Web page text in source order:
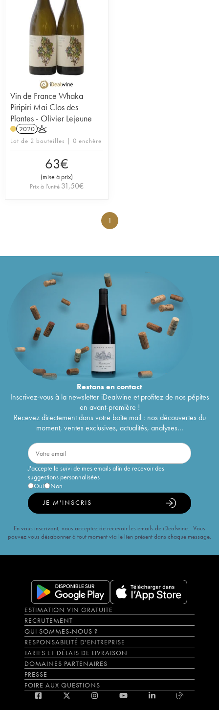
Vin de France Whaka
Piripiri Mai Clos des
Plantes - Olivier Lejeune
2020 K
Lot de 2 bouteilles | 0 enchère
63€
(mise à prix)
Prix à l'unité 31,50€
1
Restons encontact
Inscrivez-vous à la newsletter iDealwine et profitez de nos pépites
en avant-première !
Recevez directement dans votre boîte mail : nos découvertes du
moment, ventes exclusives, actualités, analyses...
J'accepte le suivi de mes emails afin de recevoir des
suggestions personnalisées
Oui
Non
JE M'INSCRIS
En vous inscrivant, vous acceptez de recevoir les emails de iDealwine. Vous
pouvez vous désabonner à tout moment via le lien présent dans chaque message.
ESTIMATION VIN GRATUITE
RECRUTEMENT
QUI SOMMES-NOUS ?
RESPONSABILITÉ D'ENTREPRISE
TARIFS ET DÉLAIS DE LIVRAISON
DOMAINES PARTENAIRES
PRESSE
FOIRE AUX QUESTIONS